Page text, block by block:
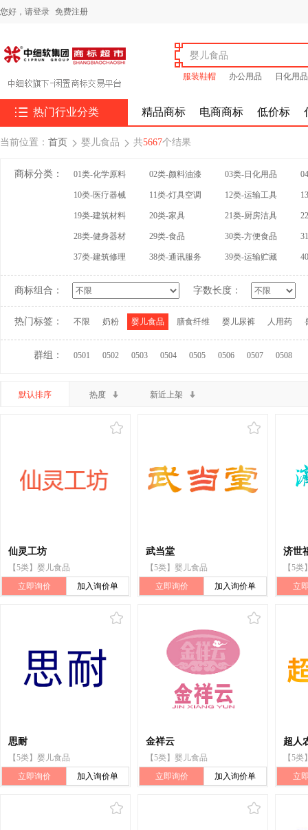
您好， 请登录 免费注册
服装鞋帽 办公用品 日化用品
 热门行业分类 精品商标 电商商标 低价标
当前位置： 首页  婴儿食品  共5667个结果
商标分类： 01类-化学原料 02类-颜料油漆 03类-日化用品
10类-医疗器械 11类-灯具空调 12类-运输工具
19类-建筑材料 20类-家具 21类-厨房洁具
28类-健身器材 29类-食品 30类-方便食品
37类-建筑修理 38类-通讯服务 39类-运输贮藏
商标组合： 字数长度：
热门标签： 不限 奶粉 婴儿食品 膳食纤维 婴儿尿裤 人用药
群组： 0501 0502 0503 0504 0505 0506 0507 0508
默认排序 热度 新近上架
仙灵工坊
【5类】婴儿食品
立即询价
加入询价单
武当堂
【5类】婴儿食品
立即询价
加入询价单
济世
【5
立
思耐
【5类】婴儿食品
立即询价
加入询价单
金祥云
【5类】婴儿食品
立即询价
加入询价单
超人
【5
立